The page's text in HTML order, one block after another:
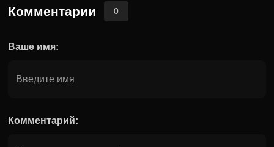
Комментарии 0
Ваше имя:
Комментарий: